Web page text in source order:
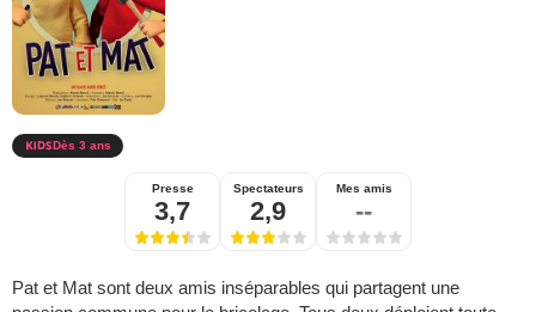
Dès 3 ans
Presse
3,7
Spectateurs
2,9
Mes amis
--
Pat et Mat sont deux amis inséparables qui partagent une